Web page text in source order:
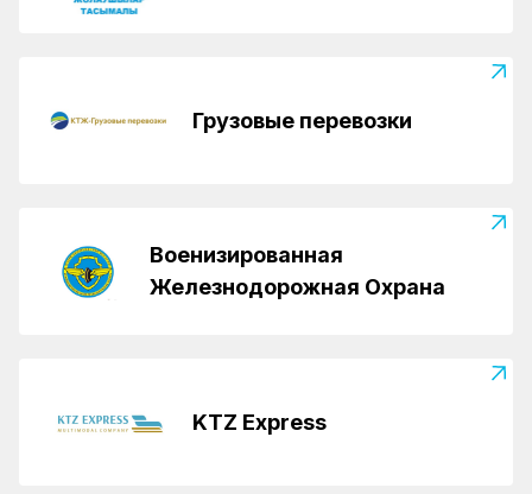
Грузовые перевозки
Военизированная
Железнодорожная Охрана
KTZ Express